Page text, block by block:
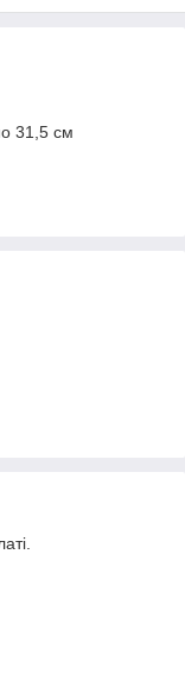
31,5 см